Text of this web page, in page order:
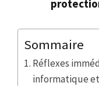
Sommaire
Réflexes
informatique